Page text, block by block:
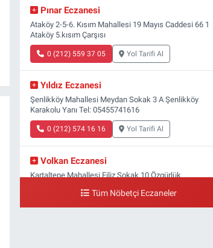
Pınar Eczanesi
Ataköy 2-5-6. Kısım Mahallesi 19 Mayıs Caddesi 66 1
Ataköy 5.kısım Çarşısı
0 (212) 559 37 05 Yol Tarifi Al
Yıldız Eczanesi
Şenlikköy Mahallesi Meydan Sokak 3 A Şenlikköy
Karakolu Yanı Tel: 05455741616
0 (212) 574 16 16 Yol Tarifi Al
Volkan Eczanesi
Kartaltepe Mahallesi Filiz Sokak 10 Özgürlük
Tüm Nöbetçi Eczaneler